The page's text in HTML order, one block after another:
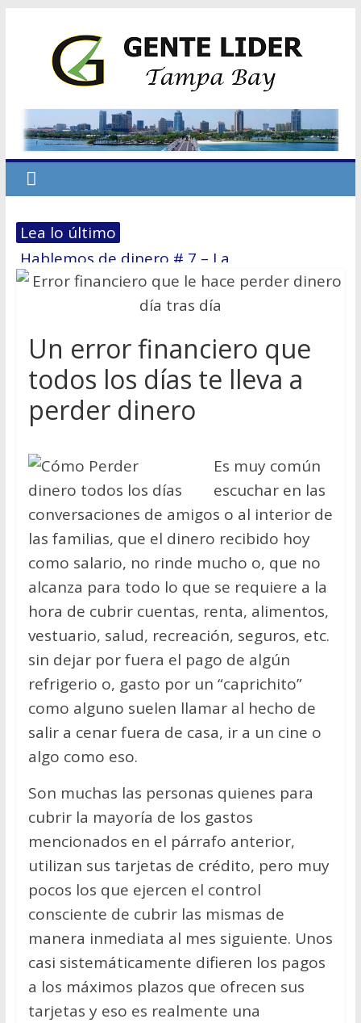
Lea lo último
En Tampa Bay, el Costo del Miedo
Hablemos de dinero # 7 – La
reestructuración financiera: El 70/30
El primer paso hacia la Independencia
Económica
No dejes que el miedo te derrote
Hablemos de dinero Parte 6
Un error financiero que
todos los días te lleva a
perder dinero
Es muy común
escuchar en las
conversaciones de amigos o al interior de
las familias, que el dinero recibido hoy
como salario, no rinde mucho o, que no
alcanza para todo lo que se requiere a la
hora de cubrir cuentas, renta, alimentos,
vestuario, salud, recreación, seguros, etc.
sin dejar por fuera el pago de algún
refrigerio o, gasto por un “caprichito”
como alguno suelen llamar al hecho de
salir a cenar fuera de casa, ir a un cine o
algo como eso.
Son muchas las personas quienes para
cubrir la mayoría de los gastos
mencionados en el párrafo anterior,
utilizan sus tarjetas de crédito, pero muy
pocos los que ejercen el control
consciente de cubrir las mismas de
manera inmediata al mes siguiente. Unos
casi sistemáticamente difieren los pagos
a los máximos plazos que ofrecen sus
tarjetas y eso es realmente una